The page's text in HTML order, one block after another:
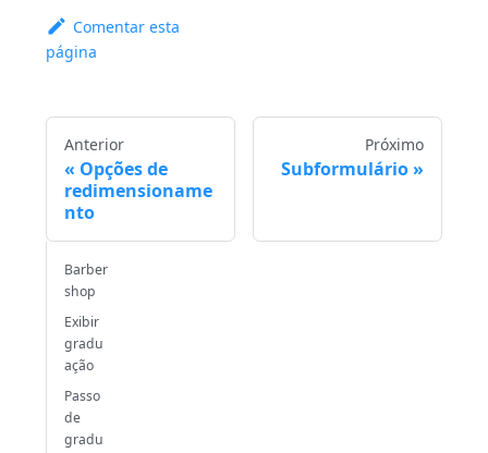
Comentar esta
página
Anterior
Opções de
redimensioname
nto
Próximo
Subformulário
Barber
shop
Exibir
gradu
ação
Passo
de
gradu